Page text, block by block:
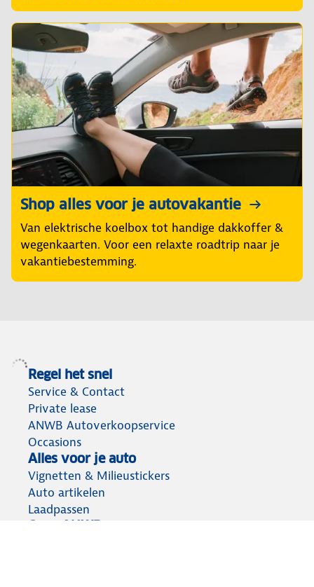
Shop alles voor je autovakantie
Van elektrische koelbox tot handige dakkoffer &
wegenkaarten. Voor een relaxte roadtrip naar je
vakantiebestemming.
Regel het snel
Service & Contact
Private lease
ANWB Autoverkoopservice
Occasions
Alles voor je auto
Vignetten & Milieustickers
Auto artikelen
Laadpassen
Over ANWB